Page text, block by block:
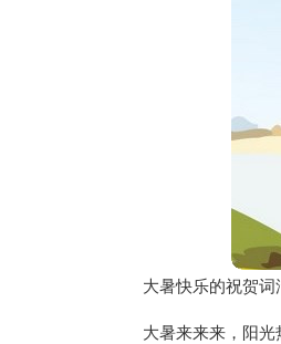
大暑快乐的祝贺词
大暑来来来，阳